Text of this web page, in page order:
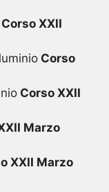
XXII
Corso
Corso XXII
Marzo
XXII Marzo